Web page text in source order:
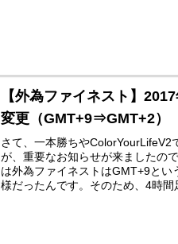
【外為ファイネスト】
変更（GMT+9⇒GMT+2）
さて、一本勝ちやColorYourLifeV2
が、重要なお知らせが来ましたの
は外為ファイネストはGMT+9と
様だったんです。そのため、4時間